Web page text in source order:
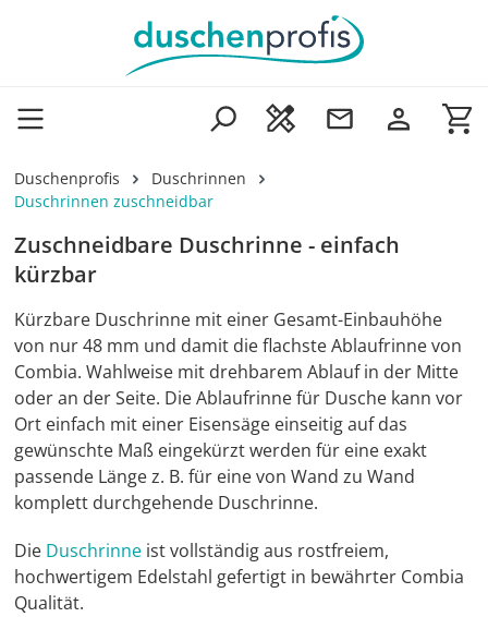
Zum Hauptinhalt springen
Duschenprofis
Duschrinnen
Duschrinnen zuschneidbar
Zuschneidbare Duschrinne - einfach
kürzbar
Kürzbare Duschrinne mit einer Gesamt-Einbauhöhe
von nur 48 mm und damit die flachste Ablaufrinne von
Combia. Wahlweise mit drehbarem Ablauf in der Mitte
oder an der Seite. Die Ablaufrinne für Dusche kann vor
Ort einfach mit einer Eisensäge einseitig auf das
gewünschte Maß eingekürzt werden für eine exakt
passende Länge z. B. für eine von Wand zu Wand
komplett durchgehende Duschrinne.
Die Duschrinne ist vollständig aus rostfreiem,
hochwertigem Edelstahl gefertigt in bewährter Combia
Qualität.